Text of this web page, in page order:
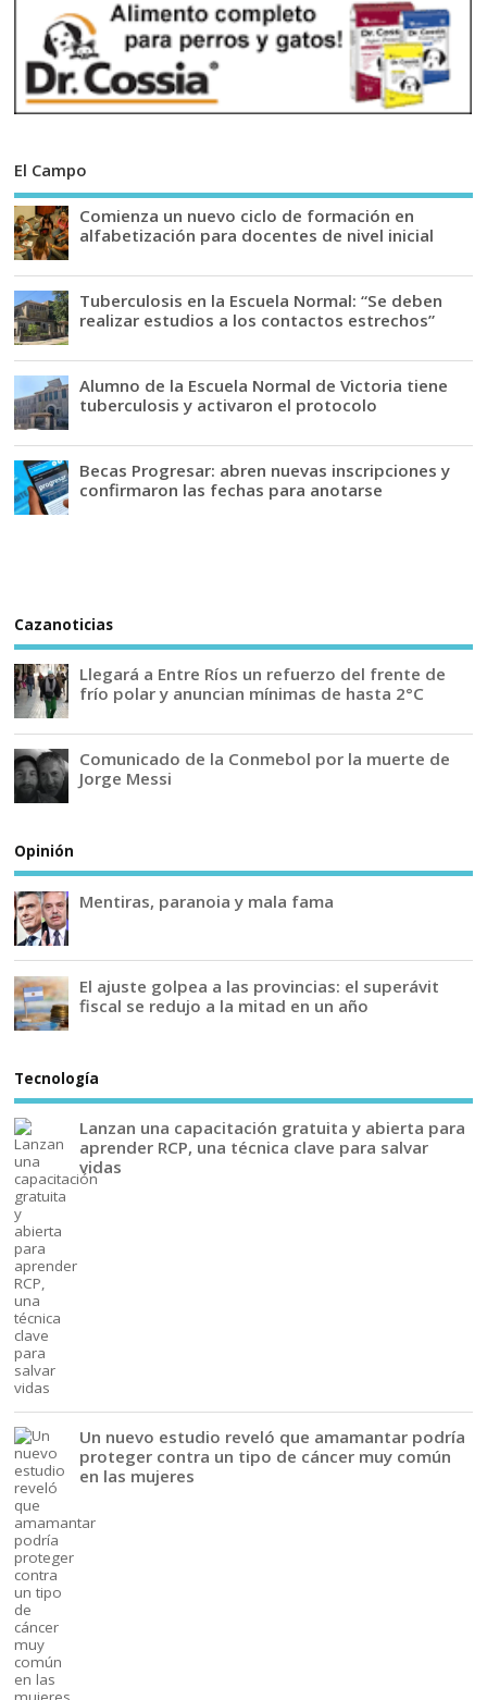
El Campo
Comienza un nuevo ciclo de formación en
alfabetización para docentes de nivel inicial
Tuberculosis en la Escuela Normal: “Se deben
realizar estudios a los contactos estrechos”
Alumno de la Escuela Normal de Victoria tiene
tuberculosis y activaron el protocolo
Becas Progresar: abren nuevas inscripciones y
confirmaron las fechas para anotarse
Cazanoticias
Llegará a Entre Ríos un refuerzo del frente de
frío polar y anuncian mínimas de hasta 2°C
Comunicado de la Conmebol por la muerte de
Jorge Messi
Opinión
Mentiras, paranoia y mala fama
El ajuste golpea a las provincias: el superávit
fiscal se redujo a la mitad en un año
Tecnología
Lanzan una capacitación gratuita y abierta para
aprender RCP, una técnica clave para salvar
vidas
Un nuevo estudio reveló que amamantar podría
proteger contra un tipo de cáncer muy común
en las mujeres